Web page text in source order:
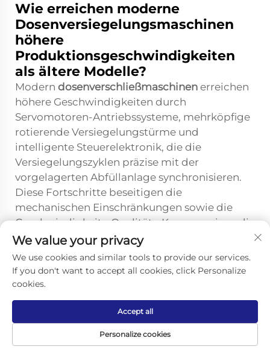
Wie erreichen moderne
Dosenversiegelungsmaschinen
höhere
Produktionsgeschwindigkeiten
als ältere Modelle?
Modern dosenverschließmaschinen erreichen
höhere Geschwindigkeiten durch
Servomotoren-Antriebssysteme, mehrköpfige
rotierende Versiegelungstürme und
intelligente Steuerelektronik, die die
Versiegelungszyklen präzise mit der
vorgelagerten Abfüllanlage synchronisieren.
Diese Fortschritte beseitigen die
mechanischen Einschränkungen sowie die
Geschwindigkeits-Qualitäts-Kompromisse, die
ältere pneumatische und kammbetriebene
Konstruktionen begrenzten, und ermöglichen
so eine konsistente hohe Durchsatzleistung
bei gleichbleibender Nahtintegrität.
Dosenversiegelungsmaschinen
ohne erhebliche Stillstandszeiten
We value your privacy
We use cookies and similar tools to provide our services.
If you don't want to accept all cookies, click Personalize
cookies.
Personalize cookies
Accept all